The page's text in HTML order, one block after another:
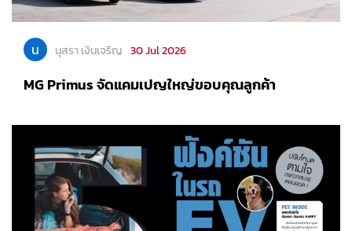
น นุสรา เงินเจริญ 30 Jul 2026
MG Primus จัดแคมเปญใหญ่ขอบคุณลูกค้า